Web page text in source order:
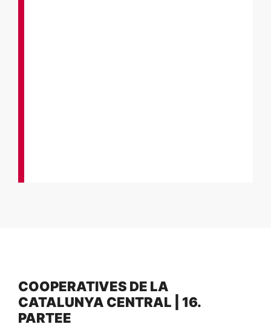
COOPERATIVES DE LA
CATALUNYA CENTRAL | 16.
PARTEE